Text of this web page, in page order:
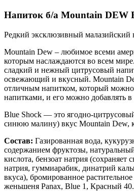
Напиток б/а Mountain DEW
Редкий эксклюзивный малазийский
Mountain Dew – любимое всеми
которым наслаждаются во всем
сладкий и нежный цитрусовый
освежающий и вкусный. Mountain
отличным напитком, который
напитками, и его можно добавлять
Blue Shock — это ягодно-
синюю малину) вкус Mountain Dew,
Состав: Газированная вода,
содержанием фруктозы,
кислота, бензоат натрия (сохраняет
натрия, гуммиарабик, динатрий
вкуса), бромированное
женьшеня Panax, Blue 1, Красный 40.